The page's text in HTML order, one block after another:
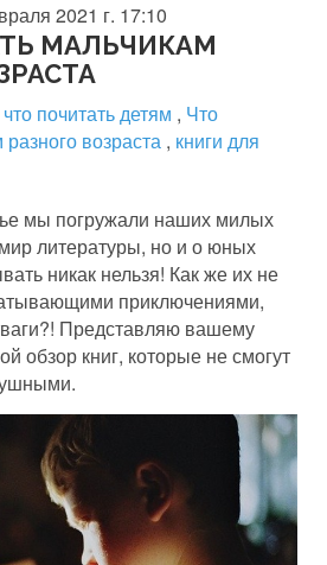
2021 г. 17:10
МАЛЬЧИКАМ
что почитать детям , Что
возраста , книги для
мы погружали наших милых
литературы, но и о юных
никак нельзя! Как же их не
приключениями,
Представляю вашему
обзор книг, которые не смогут